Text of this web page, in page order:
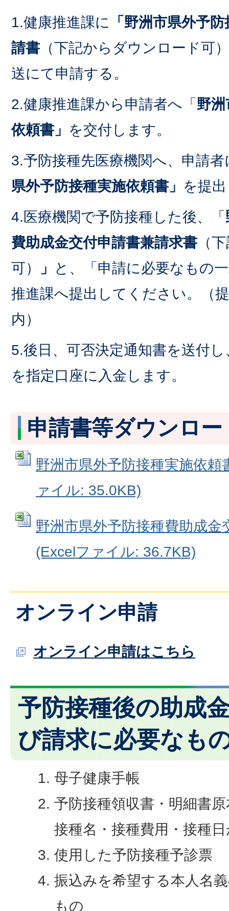
1.健康推進課に
「野洲市県外予
請書 （下記からダウンロード可）
送にて申請する。
2.健康推進課から申請者へ「 野洲
依頼書」 を交付します。
3.予防接種先医療機関へ、申請
県外予防接種実施依頼書」 を提
4.医療機関で予防接種した後、「
費助成金交付申請書兼請求書 （
可）
」
と、「申請に必要なもの
推進課へ提出してください。（
内）
5.後日、可否決定通知書を送付
を指定口座に入金します。
申請書等ダウンロー
野洲市県外予防接種実施依頼
ァイル: 35.0KB)
野洲市県外予防接種費助成金
(Excelファイル: 36.7KB)
オンライン申請
オンライン申請はこちら
予防接種後の助成
び請求に必要なも
母子健康手帳
予防接種領収書・明細書
接種名・接種費用・接種
使用した予防接種予診票
振込みを希望する本人名
もの